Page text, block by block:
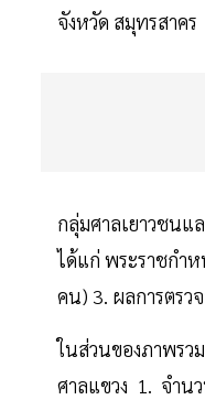
จังหวัด สมุทรสา
กลุ่มศาลเยาวชนแ
ได้แก่ พระราชกำ
คน) 3. ผลการตรว
ในส่วนของภาพรว
ศาลแขวง 1. จำน